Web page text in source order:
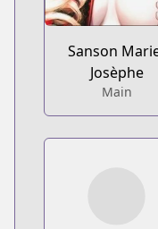
Sanson
Josèphe
Main